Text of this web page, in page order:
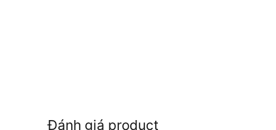
Đánh giá product